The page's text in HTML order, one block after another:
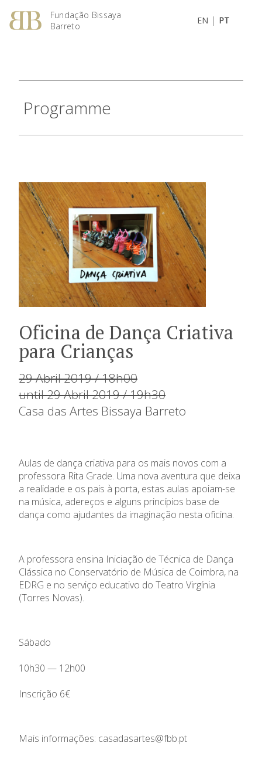
Fundação Bissaya
Barreto
EN | PT
Programme
Oficina de Dança Criativa
para Crianças
29 Abril 2019 / 18h00
until 29 Abril 2019 / 19h30
Casa das Artes Bissaya Barreto
Aulas de dança criativa para os mais novos com a
professora Rita Grade. Uma nova aventura que deixa
a realidade e os pais à porta, estas aulas apoiam-se
na música, adereços e alguns princípios base de
dança como ajudantes da imaginação nesta oficina.
A professora ensina Iniciação de Técnica de Dança
Clássica no Conservatório de Música de Coimbra, na
EDRG e no serviço educativo do Teatro Virgínia
(Torres Novas).
Sábado
10h30 — 12h00
Inscrição 6€
Mais informações: casadasartes@fbb.pt